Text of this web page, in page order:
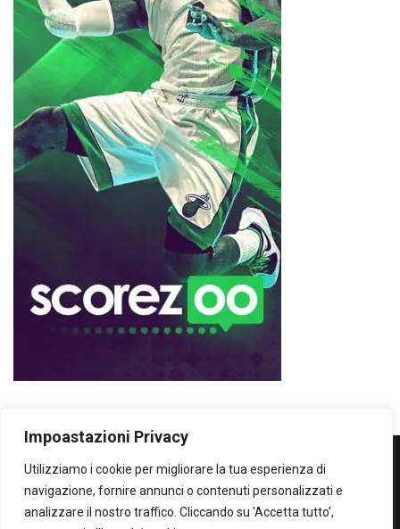
Impoastazioni Privacy
Utilizziamo i cookie per migliorare la tua esperienza di
navigazione, fornire annunci o contenuti personalizzati e
analizzare il nostro traffico. Cliccando su 'Accetta tutto',
WOWOWOW
SOLO IL MEGLIO...SECONDO ME!